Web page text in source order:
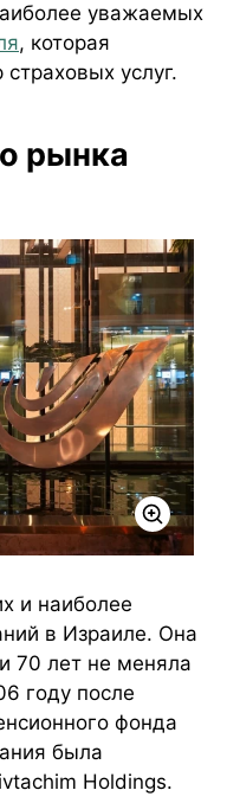
уважаемых
, которая
услуг.
рынка
и наиболее
в Израиле. Она
70 лет не меняла
году после
фонда
была
Holdings.